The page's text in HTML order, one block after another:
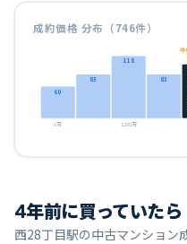
成約価格 分布（746件）
60
83
118
83
0万 1200万
中
4年前に買っていたら
西28丁目駅の中古マンション